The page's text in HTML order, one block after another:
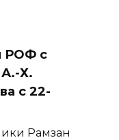
РОФ с
Х.
с 22-
Рамзан